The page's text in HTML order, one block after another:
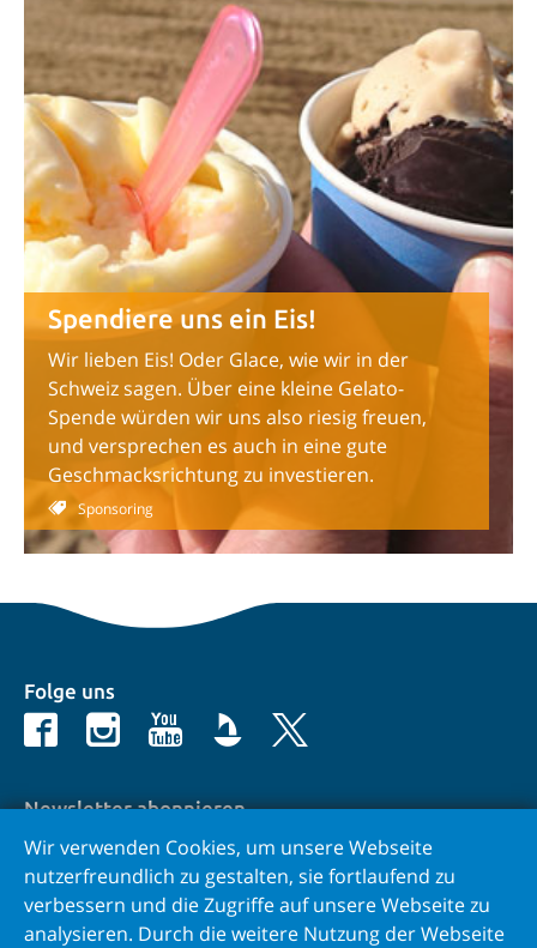
Spendiere uns ein Eis!
Wir lieben Eis! Oder Glace, wie wir in der
Schweiz sagen. Über eine kleine Gelato-
Spende würden wir uns also riesig freuen,
und versprechen es auch in eine gute
Geschmacksrichtung zu investieren.
Sponsoring
Folge uns
Newsletter abonnieren
E-Mail
Wir verwenden Cookies, um unsere Webseite
nutzerfreundlich zu gestalten, sie fortlaufend zu
verbessern und die Zugriffe auf unsere Webseite zu
analysieren. Durch die weitere Nutzung der Webseite